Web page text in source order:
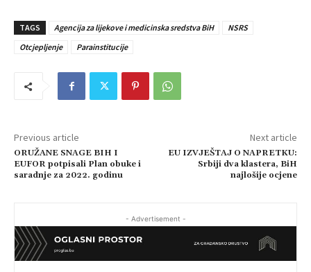
TAGS Agencija za lijekove i medicinska sredstva BiH
NSRS
Otcjepljenje
Parainstitucije
Previous article
ORUŽANE SNAGE BIH I
EUFOR potpisali Plan obuke i
saradnje za 2022. godinu
Next article
EU IZVJEŠTAJ O NAPRETKU:
Srbiji dva klastera, BiH
najlošije ocjene
- Advertisement -